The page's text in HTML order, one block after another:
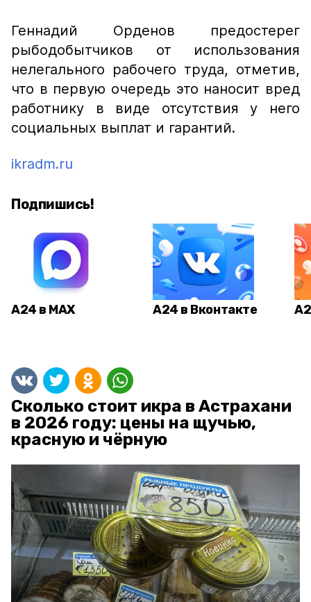
Геннадий Орденов предостерег
рыбодобытчиков от использования
нелегального рабочего труда, отметив,
что в первую очередь это наносит вред
работнику в виде отсутствия у него
социальных выплат и гарантий.
ikradm.ru
Подпишись!
А24 в MAX А24 в Вконтакте
Сколько стоит икра в Астрахани
в 2026 году: цены на щучью,
красную и чёрную